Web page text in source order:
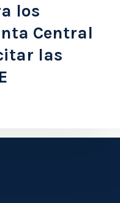
los
Central
las